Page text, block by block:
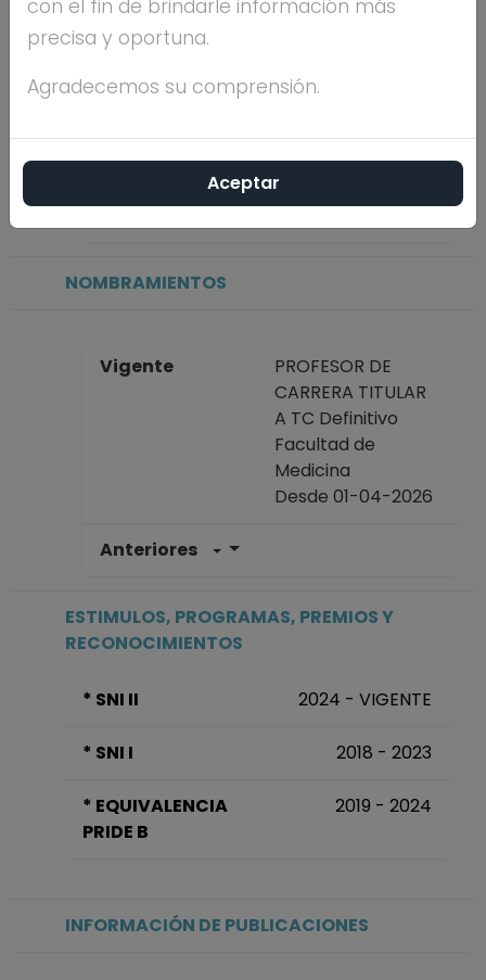
Máximo nivel de
Antigüedad
académica en la
7 años
NOMBRAMIENTOS
Vigente
PROFESOR DE
CARRERA TITULAR
A TC Definitivo
Facultad de
Medicina
Desde 01-04-2026
Anteriores
Definitivo
Desde 16-03-2025
PROFESOR DE
ASOCIADO C TC No
Desde 16-03-2020
ESTIMULOS, PROGRAMAS, PREMIOS Y
RECONOCIMIENTOS
* SNI II 2024 - VIGENTE
* SNI I 2018 - 2023
* EQUIVALENCIA
PRIDE B
2019 - 2024
INFORMACIÓN DE PUBLICACIONES
con el fin de brindarle información más
precisa y oportuna.
Agradecemos su comprensión.
Aceptar